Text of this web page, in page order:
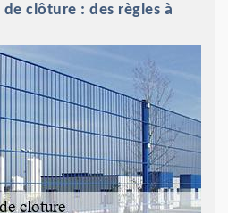
clôture : des règles à